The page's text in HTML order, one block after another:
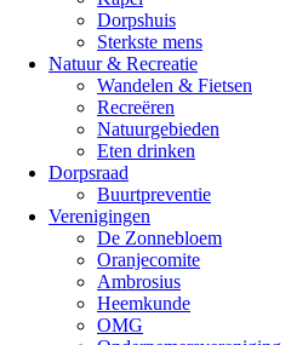
Dorpshuis
Sterkste mens
Natuur & Recreatie
Wandelen & Fietsen
Recreëren
Natuurgebieden
Eten drinken
Dorpsraad
Buurtpreventie
Verenigingen
De Zonnebloem
Oranjecomite
Ambrosius
Heemkunde
OMG